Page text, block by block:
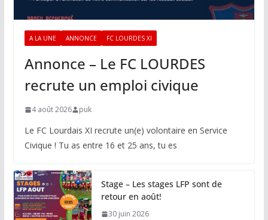
A LA UNE ANNONCE FC LOURDES XI
Annonce – Le FC LOURDES
recrute un emploi civique
4 août 2026 puk
Le FC Lourdais XI recrute un(e) volontaire en Service
Civique ! Tu as entre 16 et 25 ans, tu es
Stage – Les stages LFP sont de
retour en août!
30 juin 2026